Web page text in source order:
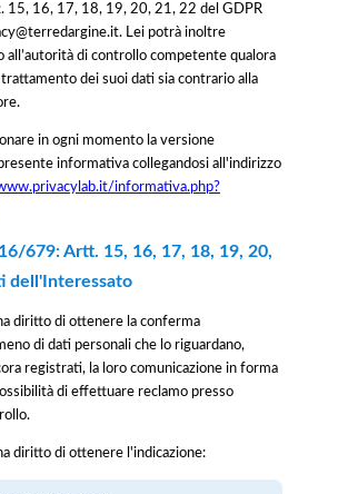
15, 16, 17, 18, 19, 20, 21, 22 del GDPR
Lei potrà inoltre
all’autorità di controllo competente qualora
dei suoi dati sia contrario alla
in ogni momento la versione
informativa collegandosi all'indirizzo
informativa.php?
679: Artt. 15, 16, 17, 18, 19, 20,
dell'Interessato
diritto di ottenere la conferma
di dati personali che lo riguardano,
registrati, la loro comunicazione in forma
di effettuare reclamo presso
diritto di ottenere l'indicazione: